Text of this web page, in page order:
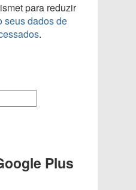
para reduzir
seus dados de
.
Plus